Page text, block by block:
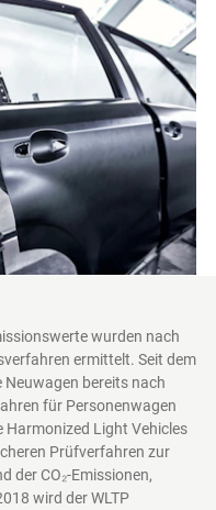
wurden nach
ermittelt. Seit dem
bereits nach
für Personenwagen
Light Vehicles
Prüfverfahren zur
der CO₂-Emissionen,
wird der WLTP